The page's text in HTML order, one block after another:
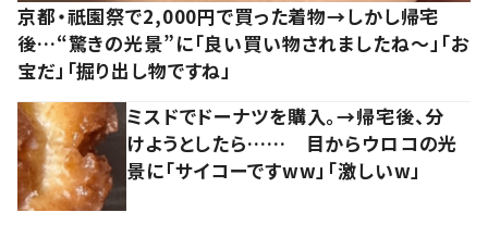
京都・祇園祭で2,000円で買った着物→しかし帰宅
後…“驚きの光景”に「良い買い物されましたね～」「お
宝だ」「掘り出し物ですね」
ミスドでドーナツを購入。→帰宅後、分
けようとしたら…… 目からウロコの光
景に「サイコーですww」「激しいw」